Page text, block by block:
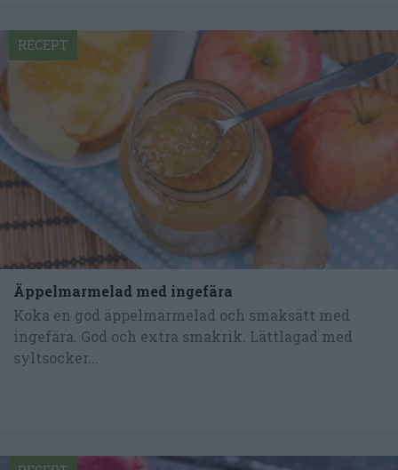
Äppelmarmelad med ingefära
Koka en god äppelmarmelad och smaksätt med
ingefära. God och extra smakrik. Lättlagad med
syltsocker...
RECEPT